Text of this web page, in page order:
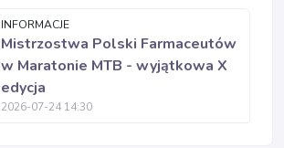
INFORMACJE
Mistrzostwa Polski Farmaceutów
w Maratonie MTB - wyjątkowa X
edycja
2026-07-24 14:30